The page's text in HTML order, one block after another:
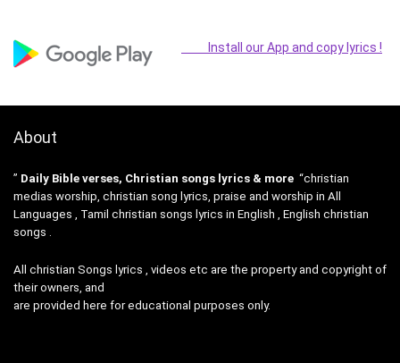
Install our App and copy lyrics !
About
” Daily Bible verses, Christian songs lyrics & more “christian
medias worship, christian song lyrics, praise and worship in All
Languages , Tamil christian songs lyrics in English , English christian
songs .
All christian Songs lyrics , videos etc are the property and copyright of
their owners, and
are provided here for educational purposes only.